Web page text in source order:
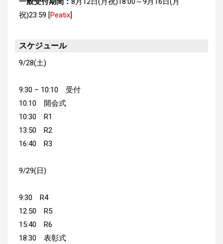
祝)23:59 [Peatix]
スケジュール
9/28(土)
9:30 – 10:10 受付
10:10 開会式
10:30 R1
13:50 R2
16:40 R3
9/29(日)
9:30 R4
12:50 R5
15:40 R6
18:30 表彰式